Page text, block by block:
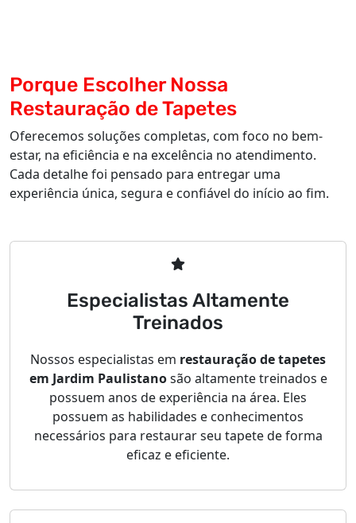
Porque Escolher Nossa
Restauração de Tapetes
Oferecemos soluções completas, com foco no bem-
estar, na eficiência e na excelência no atendimento.
Cada detalhe foi pensado para entregar uma
experiência única, segura e confiável do início ao fim.
Especialistas Altamente
Treinados
Nossos especialistas em restauração de tapetes
em Jardim Paulistanosão altamente treinados e
possuem anos de experiência na área. Eles
possuem as habilidades e conhecimentos
necessários para restaurar seu tapete de forma
eficaz e eficiente.